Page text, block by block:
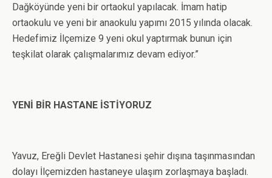
Dağköyünde yeni bir ortaokul yapılacak. İmam hatip
ortaokulu ve yeni bir anaokulu yapımı 2015 yılında olacak.
Hedefimiz İlçemize 9 yeni okul yaptırmak bunun için
teşkilat olarak çalışmalarımız devam ediyor.”
YENİ BİR HASTANE İSTİYORUZ
Yavuz, Ereğli Devlet Hastanesi şehir dışına taşınmasından
dolayı İlçemizden hastaneye ulaşım zorlaşmaya başladı.